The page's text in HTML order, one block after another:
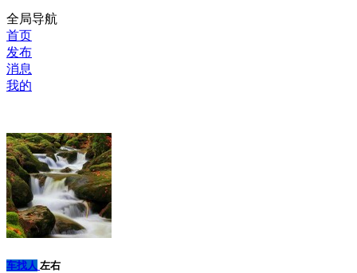
全局导航
首页
发布
消息
我的
车找人 左右